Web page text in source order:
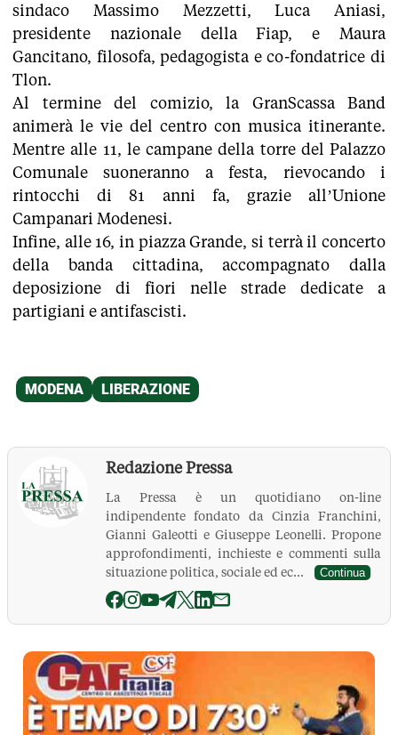
sindaco Massimo Mezzetti, Luca Aniasi,
presidente nazionale della Fiap, e Maura
Gancitano, filosofa, pedagogista e co-fondatrice di
Tlon.
Al termine del comizio, la GranScassa Band
animerà le vie del centro con musica itinerante.
Mentre alle 11, le campane della torre del Palazzo
Comunale suoneranno a festa, rievocando i
rintocchi di 81 anni fa, grazie all’Unione
Campanari Modenesi.
Infine, alle 16, in piazza Grande, si terrà il concerto
della banda cittadina, accompagnato dalla
deposizione di fiori nelle strade dedicate a
partigiani e antifascisti.
Redazione Pressa
La Pressa è un quotidiano on-line
indipendente fondato da Cinzia Franchini,
Gianni Galeotti e Giuseppe Leonelli. Propone
approfondimenti, inchieste e commenti sulla
situazione politica, sociale ed ec...
Continua
La Pressa